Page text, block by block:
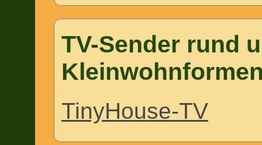
TV-Sender rund
TinyHouse-TV